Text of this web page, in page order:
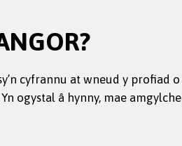
cyfrannu at wneud y profiad
ogystal â hynny, mae